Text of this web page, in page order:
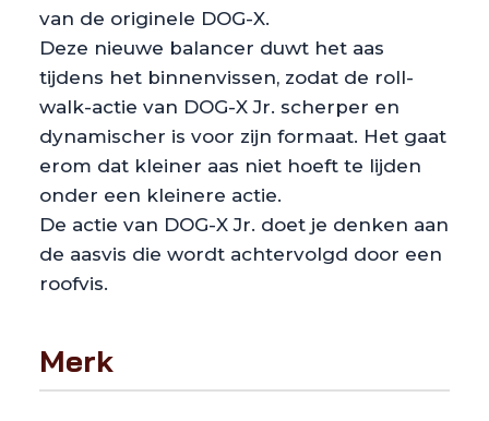
van de originele DOG-X.
Deze nieuwe balancer duwt het aas
tijdens het binnenvissen, zodat de roll-
walk-actie van DOG-X Jr. scherper en
dynamischer is voor zijn formaat. Het gaat
erom dat kleiner aas niet hoeft te lijden
onder een kleinere actie.
De actie van DOG-X Jr. doet je denken aan
de aasvis die wordt achtervolgd door een
roofvis.
Merk